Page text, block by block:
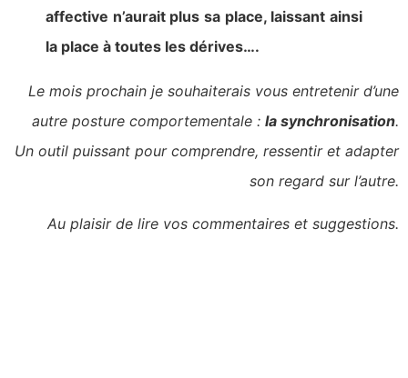
affective n’aurait plus sa place, laissant ainsi
la place à toutes les dérives….
Le mois prochain je souhaiterais vous entretenir d’une
autre posture comportementale : la synchronisation.
Un outil puissant pour comprendre, ressentir et adapter
son regard sur l’autre.
Au plaisir de lire vos commentaires et suggestions.